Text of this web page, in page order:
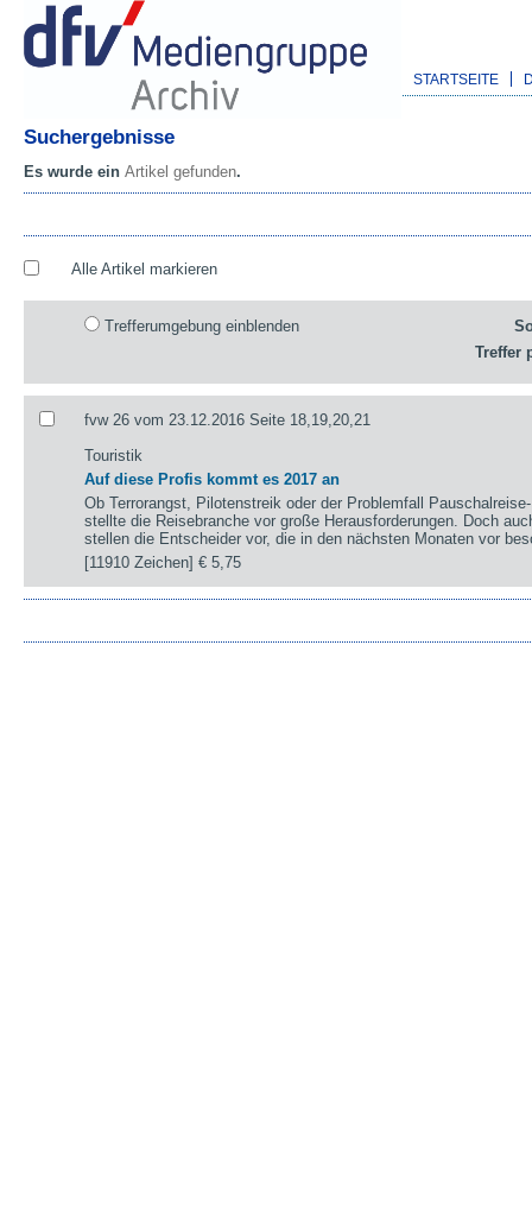
STARTSEITE
Suchergebnisse
Es wurde ein Artikel gefunden.
Alle Artikel markieren
Trefferumgebung einblenden
Treffer
fvw 26 vom 23.12.2016 Seite 18,19,20,21
Touristik
Auf diese Profis kommt es 2017 an
Ob Terrorangst, Pilotenstreik oder der Problemfall
stellte die Reisebranche vor große Herausforderungen. Doch
stellen die Entscheider vor, die in den nächsten Monaten vor
[11910 Zeichen]€ 5,75